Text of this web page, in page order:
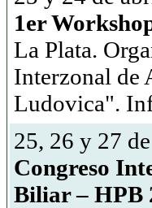
1er
La Plata.
Interzonal de
Ludovica".
25, 26 y 27
Congreso
Biliar – HPB